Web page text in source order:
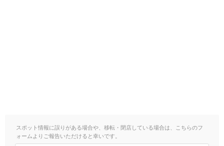
スポット情報に誤りがある場合や、移転・閉店している場合は、こちらのフ
ォームよりご報告いただけると幸いです。